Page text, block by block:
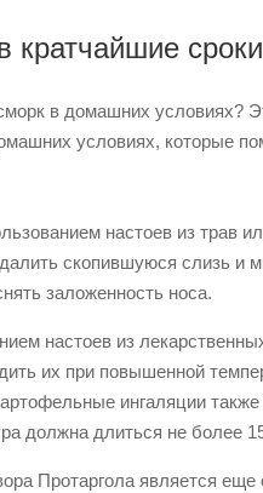
кратчайшие сроки
в домашних условиях?
условиях, которые
настоев из трав
скопившуюся слизь и
заложенность носа.
настоев из
их при повышенной
ингаляции
должна длиться не более
Протаргола является